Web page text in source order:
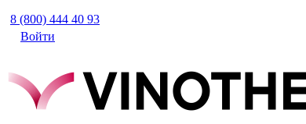
8 (800) 444 40 93
Войти